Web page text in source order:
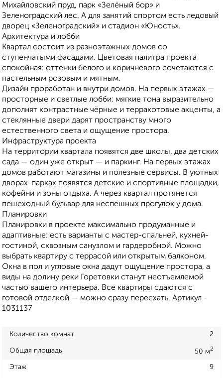
Михайловский пруд, парк «Зелёный бор» и
Зеленоградский лес. А для занятий спортом есть ледовый
дворец «Зеленоградский» и стадион «Юность».
Архитектура и лобби
Квартал состоит из разноэтажных домов со
ступенчатыми фасадами. Цветовая палитра проекта
спокойная: оттенки белого и коричневого сочетаются с
пастельным розовым и мятным.
Дизайн проработан и внутри домов. На первых этажах —
просторные и светлые лобби: мягкие тона выразительно
дополнят контрастные чёрные и терракотовые акценты, а
стеклянные двери дарят пространству много
естественного света и ощущение простора.
Инфраструктура проекта
На территории квартала появятся две школы, два детских
сада — один уже открыт — и паркинг. На первых этажах
домов работают магазины и полезные сервисы. В уютных
дворах-парках появятся детские и спортивные площадки,
кофейни и зоны отдыха. А через квартал протянется
пешеходный бульвар для неспешных прогулок у дома.
Планировки
Планировки в проекте максимально продуманные и
адаптивные: есть варианты с мастер-спальней, кухней-
гостиной, сквозным санузлом и гардеробной. Можно
выбрать квартиру с террасой или открытым балконом.
Окна в пол и угловые окна дадут ощущение простора, а
виды на долину реки Горетовки станут неотъемлемой
частью вашего интерьера. Все квартиры сдаются с
готовой отделкой — можно сразу переехать. Артикул -
1031137
Количество комнат 2
Общая площадь 50 м2
Этаж 9